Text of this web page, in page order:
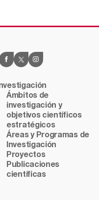
Investigación
Ámbitos de
investigación y
objetivos científicos
estratégicos
Áreas y Programas de
Investigación
Proyectos
Publicaciones
científicas